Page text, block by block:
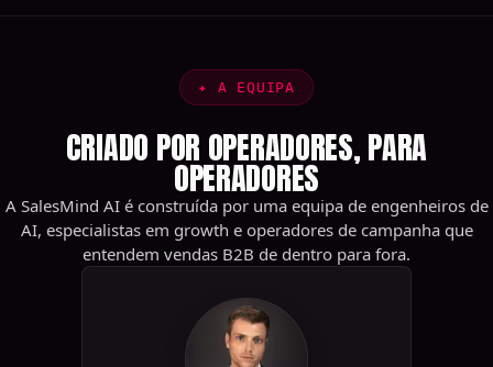
✦ A EQUIPA
CRIADO POR OPERADORES, PARA
OPERADORES
A SalesMind AI é construída por uma equipa de engenheiros de
AI, especialistas em growth e operadores de campanha que
entendem vendas B2B de dentro para fora.